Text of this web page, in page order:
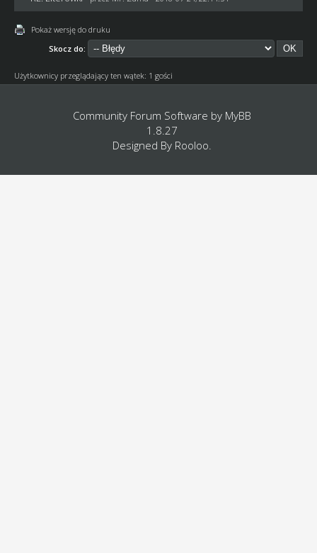
Pokaż wersję do druku
Skocz do:
Użytkownicy przeglądający ten wątek: 1 gości
Community Forum Software by MyBB
1.8.27
Designed By Rooloo.